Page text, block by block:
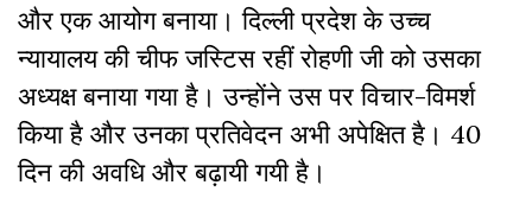
और एक आयोग बनाया। दिल्ली प्रदेश के उच्च
न्यायालय की चीफ जस्टिस रहीं रोहणी जी को उसका
अध्यक्ष बनाया गया है। उन्होंने उस पर विचार-विमर्श
किया है और उनका प्रतिवेदन अभी अपेक्षित है। 40
दिन की अवधि‍ और बढ़ायी गयी है।